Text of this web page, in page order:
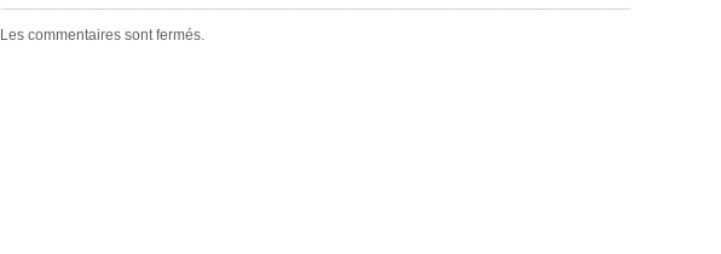
Les commentaires sont fermés.